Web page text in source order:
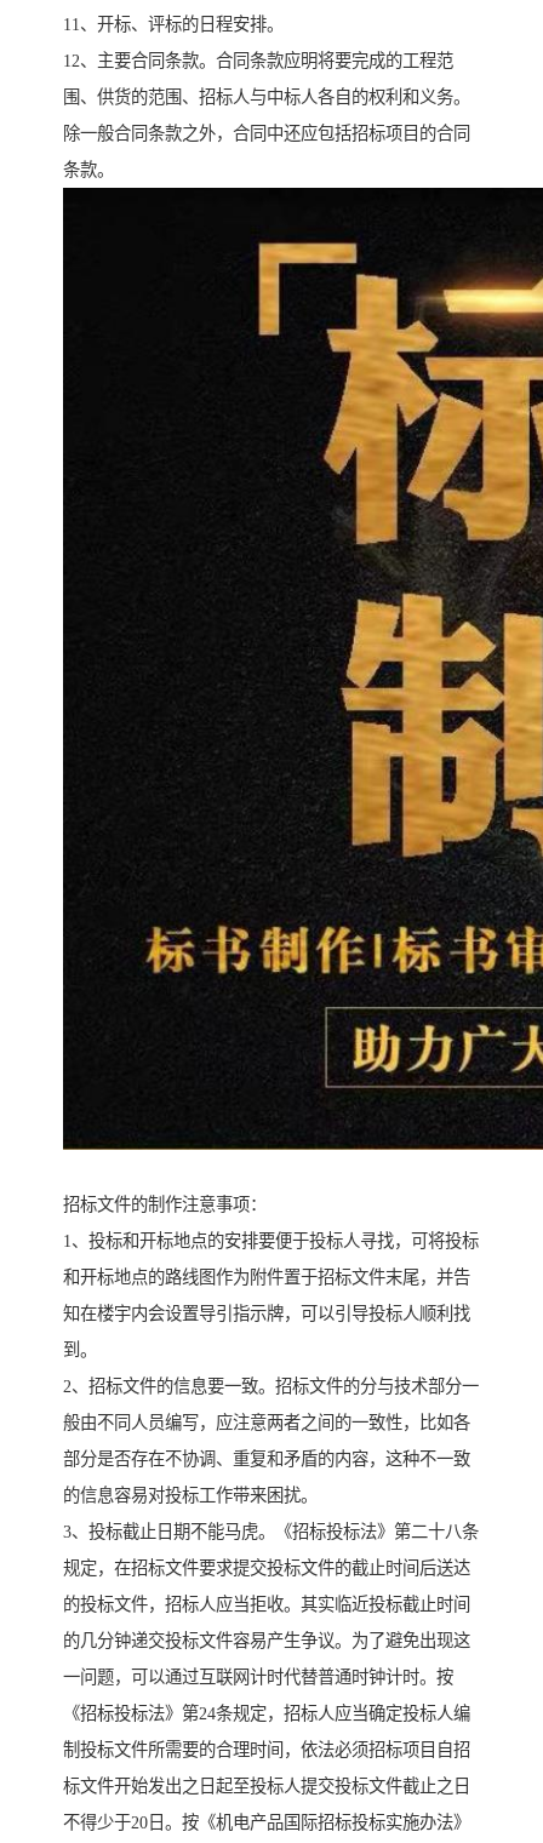
11、开标、评标的日程安排。
12、主要合同条款。合同条款应明将要完成的工程范
围、供货的范围、招标人与中标人各自的权利和义务。
除一般合同条款之外，合同中还应包括招标项目的合同
条款。
招标文件的制作注意事项：
1、投标和开标地点的安排要便于投标人寻找，可将投标
和开标地点的路线图作为附件置于招标文件末尾，并告
知在楼宇内会设置导引指示牌，可以引导投标人顺利找
到。
2、招标文件的信息要一致。招标文件的分与技术部分一
般由不同人员编写，应注意两者之间的一致性，比如各
部分是否存在不协调、重复和矛盾的内容，这种不一致
的信息容易对投标工作带来困扰。
3、投标截止日期不能马虎。《招标投标法》第二十八条
规定，在招标文件要求提交投标文件的截止时间后送达
的投标文件，招标人应当拒收。其实临近投标截止时间
的几分钟递交投标文件容易产生争议。为了避免出现这
一问题，可以通过互联网计时代替普通时钟计时。按
《招标投标法》第24条规定，招标人应当确定投标人编
制投标文件所需要的合理时间，依法必须招标项目自招
标文件开始发出之日起至投标人提交投标文件截止之日
不得少于20日。按《机电产品国际招标投标实施办法》